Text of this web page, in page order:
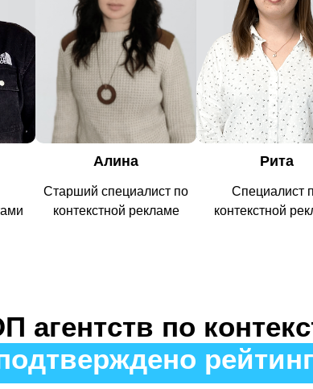
по
Рита
Специалист по
контекстной рекламе
Алина
Специалист
контекстной
агентств по